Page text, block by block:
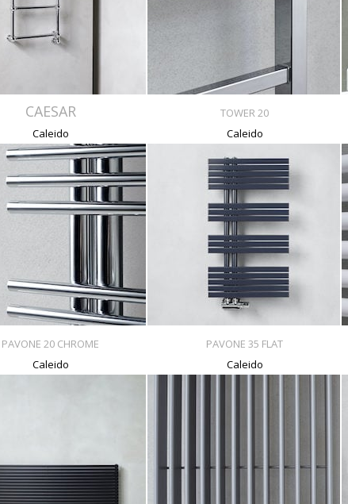
CAESAR
Caleido
TOWER 20
Caleido
PAVONE 20 CHROME
Caleido
PAVONE 35 FLAT
Caleido